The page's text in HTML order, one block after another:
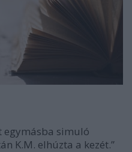
simuló
K.M. elhúzta a kezét.”